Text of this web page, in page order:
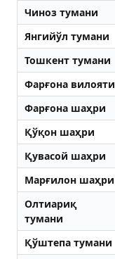
Чиноз тумани
Янгийўл тумани
Тошкент тумани
Фарғона вилояти
Фарғона шаҳри
Қўқон шаҳри
Қувасой шаҳри
Марғилон шаҳри
Олтиариқ
тумани
Қўштепа тумани